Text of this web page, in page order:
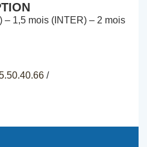
– 1,5 mois (INTER) – 2 mois
/